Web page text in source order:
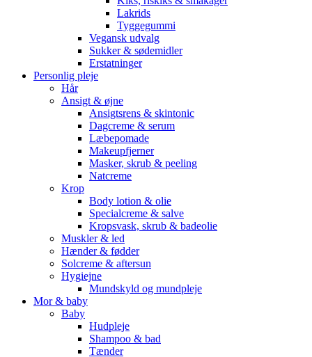
Lakrids
Tyggegummi
Vegansk udvalg
Sukker & sødemidler
Erstatninger
Personlig pleje
Hår
Ansigt & øjne
Ansigtsrens & skintonic
Dagcreme & serum
Læbepomade
Makeupfjerner
Masker, skrub & peeling
Natcreme
Krop
Body lotion & olie
Specialcreme & salve
Kropsvask, skrub & badeolie
Muskler & led
Hænder & fødder
Solcreme & aftersun
Hygiejne
Mundskyld og mundpleje
Mor & baby
Baby
Hudpleje
Shampoo & bad
Tænder